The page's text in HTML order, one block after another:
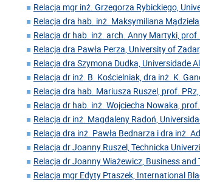
Relacja mgr inż. Grzegorza Rybickiego,
Relacja dra hab. inż. Maksymiliana
Relacja dr hab. inż. arch. Anny Martyki,
Relacja dra Pawła Perza, University of
Relacja dra Szymona Dudka, Universidade
Relacja dr inż. B. Kościelniak, dra inż. K.
Relacja dra hab. Mariusza Ruszel, prof.
Relacja dr hab. inż. Wojciecha Nowaka,
Relacja dr inż. Magdaleny Radoń,
Relacja dra inż. Pawła Bednarza i dra inż.
Relacja dr Joanny Ruszel, Technicka
Relacja dr Joanny Wiażewicz, Business and
Relacja mgr Edyty Ptaszek, International